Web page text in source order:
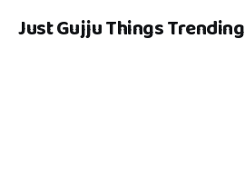
Just Gujju Things Trending